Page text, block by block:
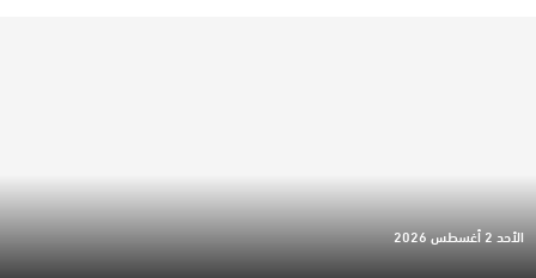
الأحد 2 أغسطس 2026